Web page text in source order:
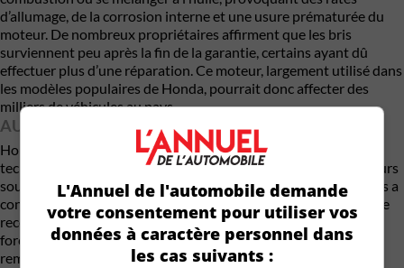
d’allumage, de la corrosion interne et une usure prématurée du
moteur. De nombreux propriétaires affirment que les bris
surviennent peu après la fin de la garantie, certains ayant dû
effectuer plus d’une réparation. Ce moteur, largement utilisé dans
les modèles populaires de Honda, pourrait donc affecter des
milliers de véhicules au pays.
AUCUNE ACTION CORRECTIVE DE HONDA
Honda Canada n’a publié aucun rappel ni bulletin de service
technique concernant ce problème précis. Les avocats du recours
soutiennent que le constructeur connaissait la défaillance, mais a
continué à vendre les véhicules sans en informer les clients. Si le
recours est certifié et jugé favorablement, Honda pourrait être
forcée de rembourser les réparations, couvrir les frais de
remorquage et de location de véhicule, et indemniser les
L'Annuel de l'automobile demande
votre consentement pour utiliser vos
données à caractère personnel dans
les cas suivants :